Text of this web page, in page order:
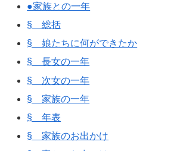
●家族との一年
§ 総括
§ 娘たちに何ができたか
§ 長女の一年
§ 次女の一年
§ 家族の一年
§ 年表
§ 家族のお出かけ